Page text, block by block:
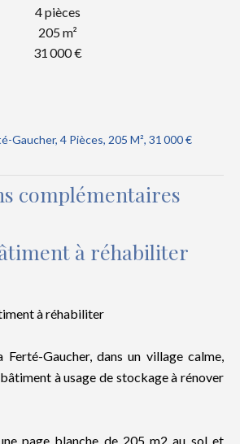
4 pièces
205 m²
31 000 €
Gaucher, 4 Pièces, 205 M², 31 000 €
complémentaires
à réhabiliter
à réhabiliter
Gaucher, dans un village calme,
à usage de stockage à rénover
page blanche de 205 m2 au sol et